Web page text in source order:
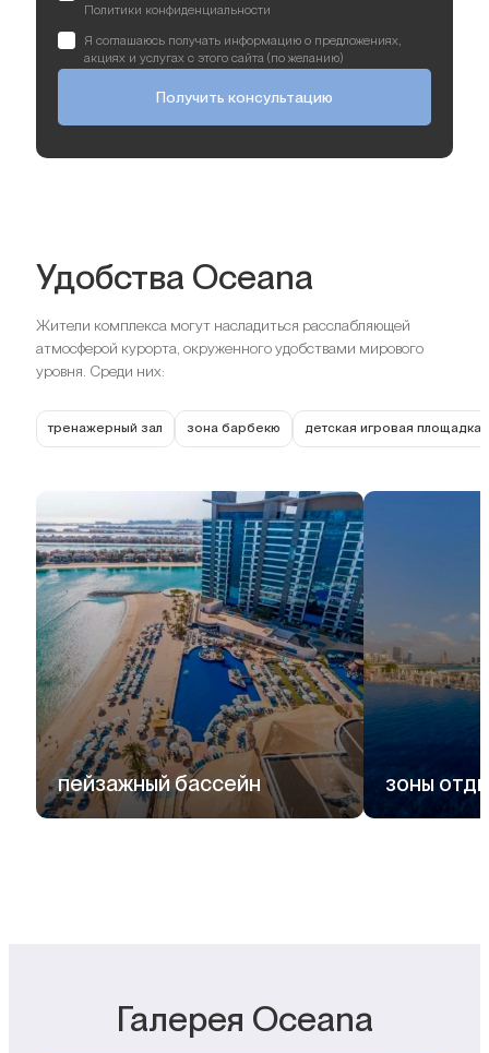
Политики конфиденциальности
Я соглашаюсь получать информацию о предложениях,
акциях и услугах с этого сайта (по желанию)
Получить консультацию
Удобства Oceana
Жители комплекса могут насладиться расслабляющей
атмосферой курорта, окруженного удобствами мирового
уровня. Среди них:
пейзажный бассейн зоны
тренажерный зал зона барбекю детская игровая площадка
Галерея Oceana